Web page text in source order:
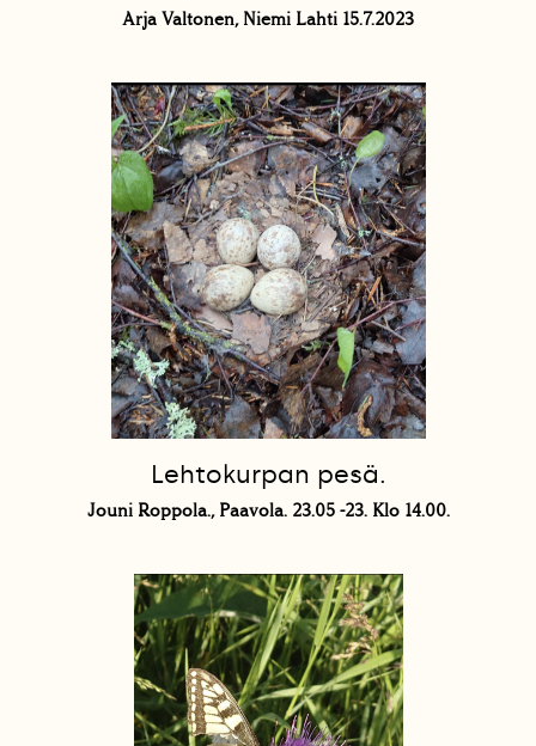
Arja Valtonen, Niemi Lahti 15.7.2023
Lehtokurpan pesä.
Jouni Roppola., Paavola. 23.05 -23. Klo 14.00.